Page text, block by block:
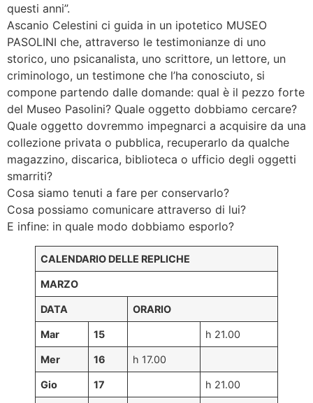
questi anni”.
Ascanio Celestini ci guida in un ipotetico MUSEO
PASOLINI che, attraverso le testimonianze di uno
storico, uno psicanalista, uno scrittore, un lettore, un
criminologo, un testimone che l’ha conosciuto, si
compone partendo dalle domande: qual è il pezzo forte
del Museo Pasolini? Quale oggetto dobbiamo cercare?
Quale oggetto dovremmo impegnarci a acquisire da una
collezione privata o pubblica, recuperarlo da qualche
magazzino, discarica, biblioteca o ufficio degli oggetti
smarriti?
Cosa siamo tenuti a fare per conservarlo?
Cosa possiamo comunicare attraverso di lui?
E infine: in quale modo dobbiamo esporlo?
CALENDARIO DELLE REPLICHE
MARZO
DATA ORARIO
Mar 15 h 21.00
Mer 16 h 17.00
Gio 17 h 21.00